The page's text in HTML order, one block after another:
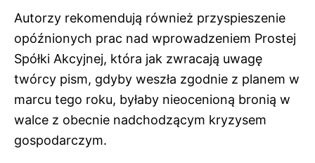
Autorzy rekomendują również przyspieszenie
opóźnionych prac nad wprowadzeniem Prostej
Spółki Akcyjnej, która jak zwracają uwagę
twórcy pism, gdyby weszła zgodnie z planem w
marcu tego roku, byłaby nieocenioną bronią w
walce z obecnie nadchodzącym kryzysem
gospodarczym.